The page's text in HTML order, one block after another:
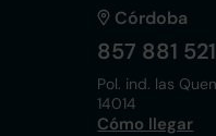
Córdoba
857 881 521
Pol. ind. las
14014
Cómo llegar